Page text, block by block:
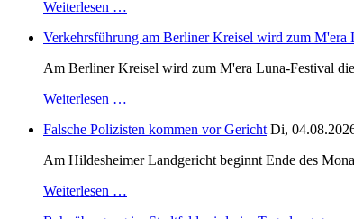
Weiterlesen …
Verkehrsführung am Berliner Kreisel wird zum M'era
Am Berliner Kreisel wird zum M'era Luna-Festival
Weiterlesen …
Falsche Polizisten kommen vor Gericht Di,
Am Hildesheimer Landgericht beginnt Ende des
Weiterlesen …